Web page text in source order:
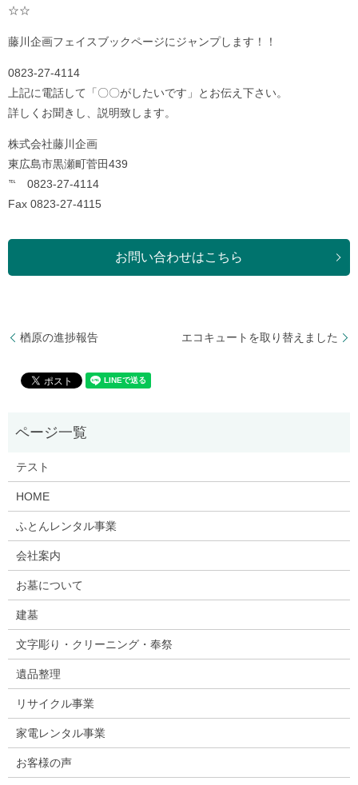
☆☆
藤川企画フェイスブックページにジャンプします！！
0823-27-4114
上記に電話して「〇〇がしたいです」とお伝え下さい。
詳しくお聞きし、説明致します。
株式会社藤川企画
東広島市黒瀬町菅田439
℡ 0823-27-4114
Fax 0823-27-4115
お問い合わせはこちら
楢原の進捗報告 エコキュートを取り替えました
テスト
HOME
ふとんレンタル事業
会社案内
お墓について
建墓
文字彫り・クリーニング・奉祭
遺品整理
リサイクル事業
家電レンタル事業
お客様の声